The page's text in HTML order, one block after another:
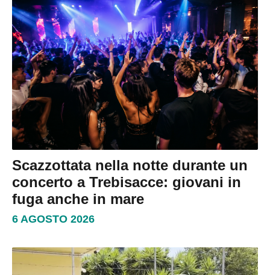
Scazzottata nella notte durante un
concerto a Trebisacce: giovani in
fuga anche in mare
6 AGOSTO 2026